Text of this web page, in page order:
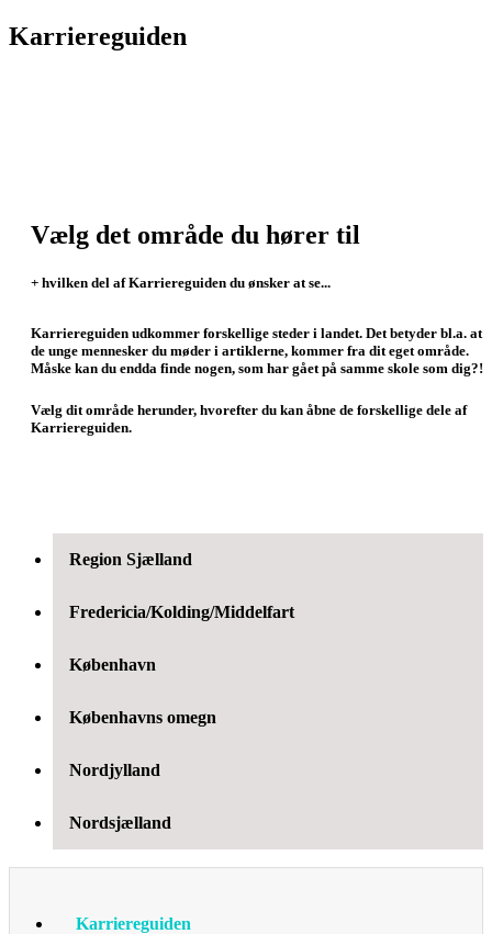
Karriereguiden
Vælg det område du hører til
+ hvilken del af Karriereguiden du ønsker at se...
Karriereguiden udkommer forskellige steder i landet. Det betyder bl.a. at
de unge mennesker du møder i artiklerne, kommer fra dit eget område.
Måske kan du endda finde nogen, som har gået på samme skole som dig?!
Vælg dit område herunder, hvorefter du kan åbne de forskellige dele af
Karriereguiden.
Region Sjælland
Fredericia/Kolding/Middelfart
København
Københavns omegn
Nordjylland
Nordsjælland
Karriereguiden